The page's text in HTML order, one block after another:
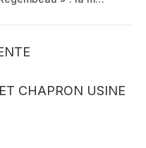
CHAPRON USINE